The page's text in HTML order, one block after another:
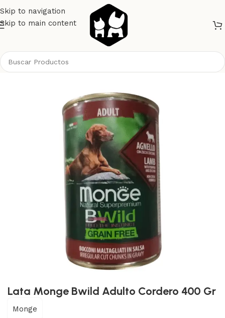
Skip to navigation
Skip to main content
Lata Monge Bwild Adulto Cordero 400 Gr
Monge